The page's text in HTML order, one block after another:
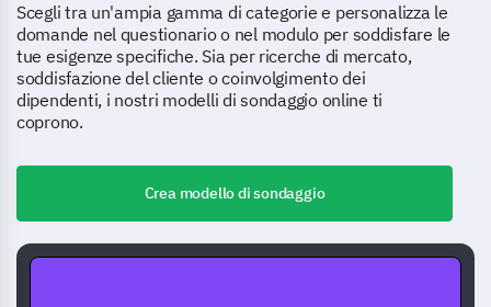
Scegli tra un'ampia gamma di categorie e personalizza le
domande nel questionario o nel modulo per soddisfare le
tue esigenze specifiche. Sia per ricerche di mercato,
soddisfazione del cliente o coinvolgimento dei
dipendenti, i nostri modelli di sondaggio online ti
coprono.
Crea modello di sondaggio